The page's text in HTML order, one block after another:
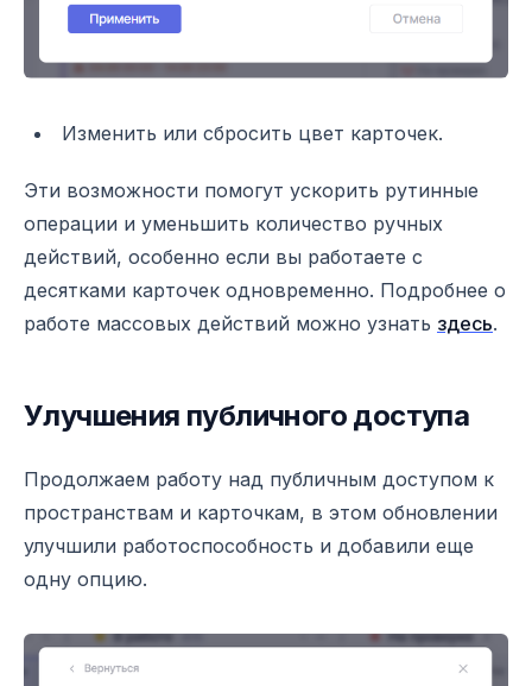
Изменить или сбросить цвет карточек.
Эти возможности помогут ускорить рутинные
операции и уменьшить количество ручных
действий, особенно если вы работаете с
десятками карточек одновременно. Подробнее о
работе массовых действий можно узнать здесь.
Улучшения публичного доступа
Продолжаем работу над публичным доступом к
пространствам и карточкам, в этом обновлении
улучшили работоспособность и добавили еще
одну опцию.